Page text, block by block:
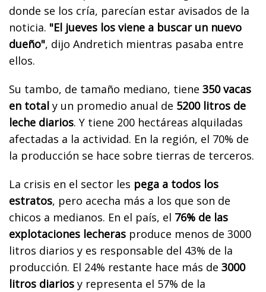
donde se los cría, parecían estar avisados de la
noticia. "El jueves los viene a buscar un nuevo
dueño", dijo Andretich mientras pasaba entre
ellos.
Su tambo, de tamaño mediano, tiene 350 vacas
en total y un promedio anual de 5200 litros de
leche diarios. Y tiene 200 hectáreas alquiladas
afectadas a la actividad. En la región, el 70% de
la producción se hace sobre tierras de terceros.
La crisis en el sector les pega a todos los
estratos, pero acecha más a los que son de
chicos a medianos. En el país, el 76% de las
explotaciones lecheras produce menos de 3000
litros diarios y es responsable del 43% de la
producción. El 24% restante hace más de 3000
litros diarios y representa el 57% de la